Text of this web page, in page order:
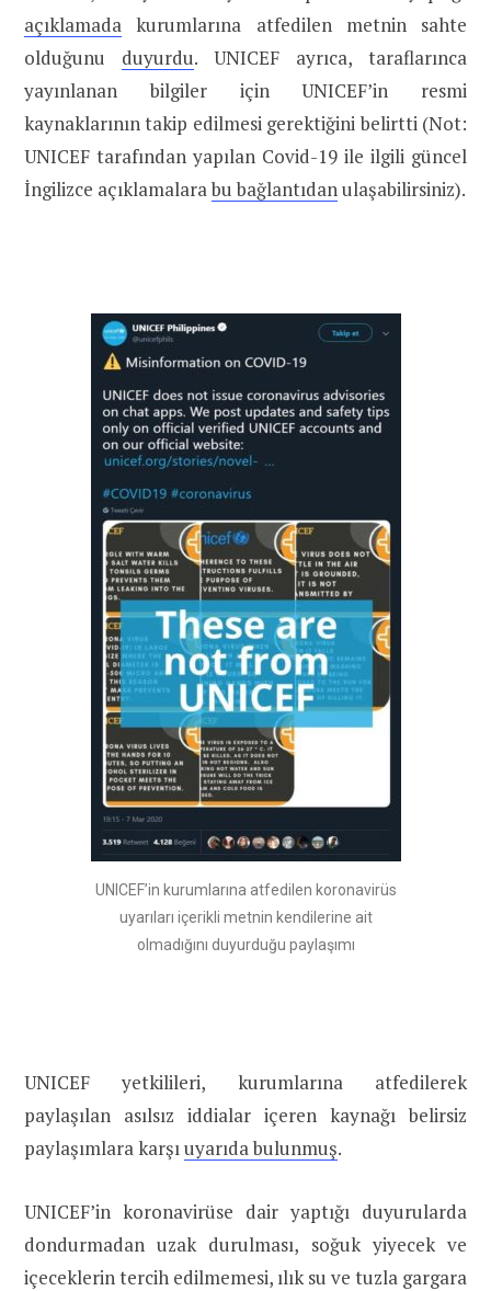
açıklamada kurumlarına atfedilen metnin sahte
olduğunu duyurdu. UNICEF ayrıca, taraflarınca
yayınlanan bilgiler için UNICEF’in resmi
kaynaklarının takip edilmesi gerektiğini belirtti (Not:
UNICEF tarafından yapılan Covid-19 ile ilgili güncel
İngilizce açıklamalarabu bağlantıdanulaşabilirsiniz).
UNICEF’in kurumlarına atfedilen koronavirüs
uyarıları içerikli metnin kendilerine ait
olmadığını duyurduğu paylaşımı
UNICEF yetkilileri, kurumlarına atfedilerek
paylaşılan asılsız iddialar içeren kaynağı belirsiz
paylaşımlara karşıuyarıda bulunmuş.
UNICEF’in koronavirüse dair yaptığı duyurularda
dondurmadan uzak durulması, soğuk yiyecek ve
içeceklerin tercih edilmemesi, ılık su ve tuzla gargara